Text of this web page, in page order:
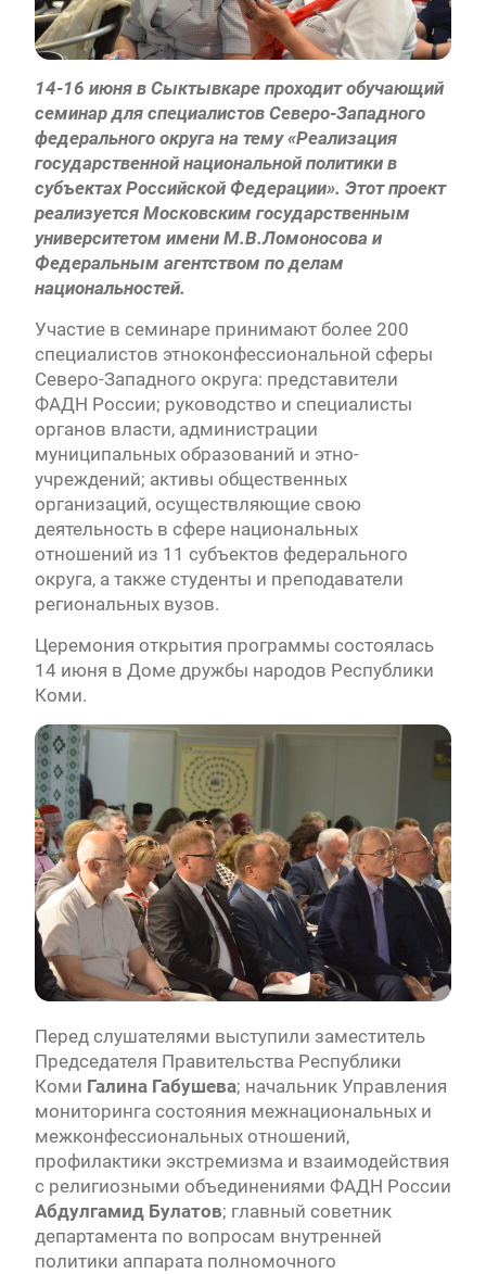
14-16 июня в Сыктывкаре проходит обучающий
семинар для специалистов Северо-Западного
федерального округа на тему «Реализация
государственной национальной политики в
субъектах Российской Федерации». Этот проект
реализуется Московским государственным
университетом имени М.В.Ломоносова и
Федеральным агентством по делам
национальностей.
Участие в семинаре принимают более 200
специалистов этноконфессиональной сферы
Северо-Западного округа: представители
ФАДН России; руководство и специалисты
органов власти, администрации
муниципальных образований и этно-
учреждений; активы общественных
организаций, осуществляющие свою
деятельность в сфере национальных
отношений из 11 субъектов федерального
округа, а также студенты и преподаватели
региональных вузов.
Церемония открытия программы состоялась
14 июня в Доме дружбы народов Республики
Коми.
Перед слушателями выступили заместитель
Председателя Правительства Республики
Коми Галина Габушева; начальник Управления
мониторинга состояния межнациональных и
межконфессиональных отношений,
профилактики экстремизма и взаимодействия
с религиозными объединениями ФАДН России
Абдулгамид Булатов; главный советник
департамента по вопросам внутренней
политики аппарата полномочного